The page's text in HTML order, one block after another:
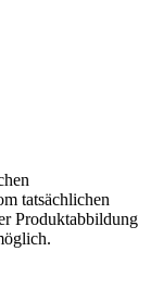
tatsächlichen
Produktabbildung